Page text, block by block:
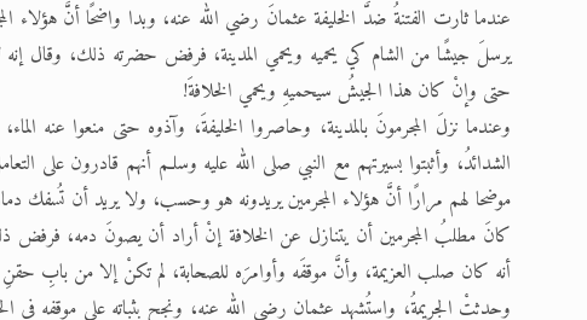
للانتقال إلى كافة الردود على القمص
اقرأ هذا الكتاب وتعرّف على حقيقة
عرض مصوَّر لأقوال المستشرقين في خاتم
الحجّ.. دلالات، حِكم، وأهداف >> المزيد
عندما ثارت الفتنةُ ضدَّ الخليفة عثمانَ رضي الله عنه، وبدا واضحًا أنَّ
يرسلَ جيشًا من الشام كي يحميه ويحمي المدينة، فرفض حضرته ذلك، وقال إنه
حتى وإنْ كان هذا الجيشُ سيحميهِ ويحمي الخلافةَ!
وعندما نزلَ المجرمونَ بالمدينة، وحاصروا الخليفةَ، وآذوه حتى منعوا عنه
الشدائدُ، وأثبتوا بسيرتهم مع النبي صلى الله عليه وسلـم أنهم قادرون
موضحا لهم مرارًا أنَّ هؤلاء المجرمين يريدونه هو وحسب، ولا يريد أن تُسفك
كانَ مطلبُ المجرمين أن يتنازل عن الخلافة إنْ أراد أن يصونَ دمه، فرفض
أنه كان صلب العزيمة، وأنَّ موقفَه وأوامرَه للصحابة، لم تكنْ إلا من بابِ
وحدثتْ الجريمةُ، واستُشهد عثمان رضي الله عنه، ونجح بثباته على موقفه في